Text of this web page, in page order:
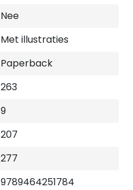
Nee
Met illustraties
Paperback
263
9
207
277
9789464251784